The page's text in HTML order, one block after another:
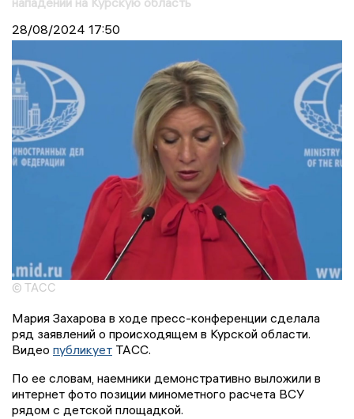
28/08/2024 17:50
© ТАСС
Мария Захарова в ходе пресс-конференции сделала
ряд заявлений о происходящем в Курской области.
Видео публикует ТАСС.
По ее словам, наемники демонстративно выложили в
интернет фото позиции минометного расчета ВСУ
рядом с детской площадкой.